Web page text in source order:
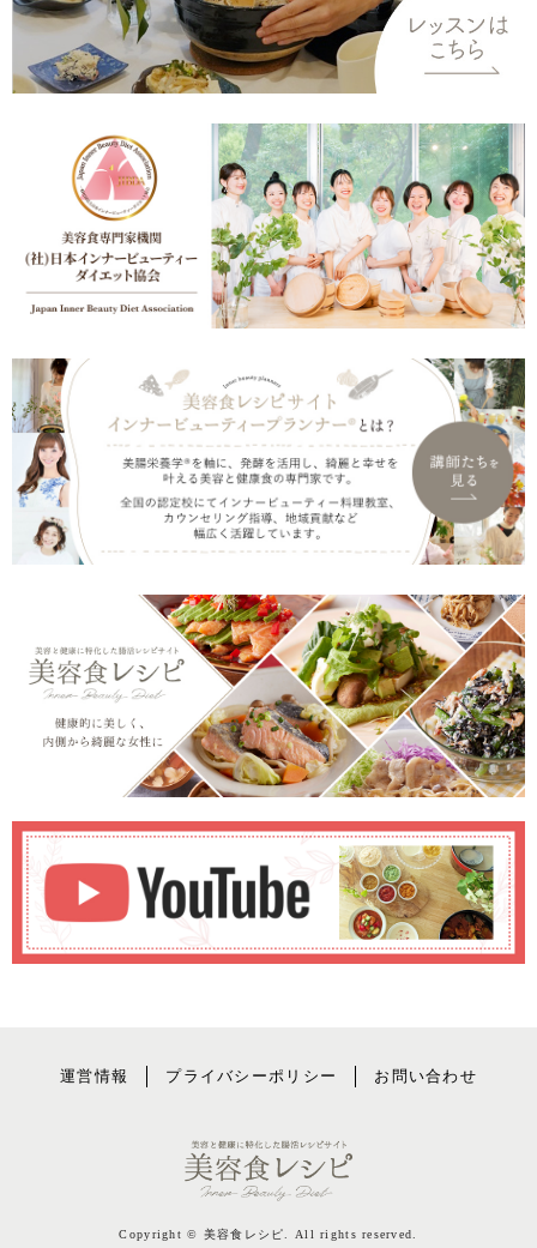
運営情報 プライバシーポリシー お問い合わせ
Copyright © 美容食レシピ. All rights reserved.